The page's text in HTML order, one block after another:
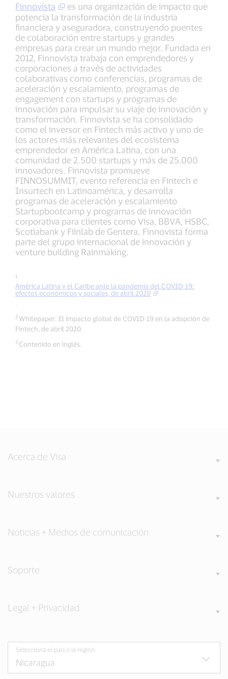
Finnovista
es una organización de impacto que
potencia la transformación de la industria
financiera y aseguradora, construyendo puentes
de colaboración entre startups y grandes
empresas para crear un mundo mejor. Fundada en
2012, Finnovista trabaja con emprendedores y
corporaciones a través de actividades
colaborativas como conferencias, programas de
aceleración y escalamiento, programas de
engagement con startups y programas de
innovación para impulsar su viaje de innovación y
transformación. Finnovista se ha consolidado
como el inversor en Fintech más activo y uno de
los actores más relevantes del ecosistema
emprendedor en América Latina, con una
comunidad de 2.500 startups y más de 25.000
innovadores. Finnovista promueve
FINNOSUMMIT, evento referencia en Fintech e
Insurtech en Latinoamérica, y desarrolla
programas de aceleración y escalamiento
Startupbootcamp y programas de innovación
corporativa para clientes como Visa, BBVA, HSBC,
Scotiabank y Fiinlab de Gentera. Finnovista forma
parte del grupo internacional de innovación y
venture building Rainmaking.
1
América Latina y el Caribe ante la pandemia del COVID-19:
efectos económicos y sociales, de abril 2020
2 Whitepaper: El impacto global de COVID-19 en la adopción de
Fintech, de abril 2020.
3 Contenido en inglés.
Acerca de Visa
Nuestros valores
Noticias + Medios de comunicación
Soporte
Legal + Privacidad
Selecciona el país o la región